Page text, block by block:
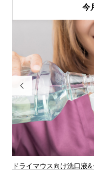
今

ドライマウス向け洗口液